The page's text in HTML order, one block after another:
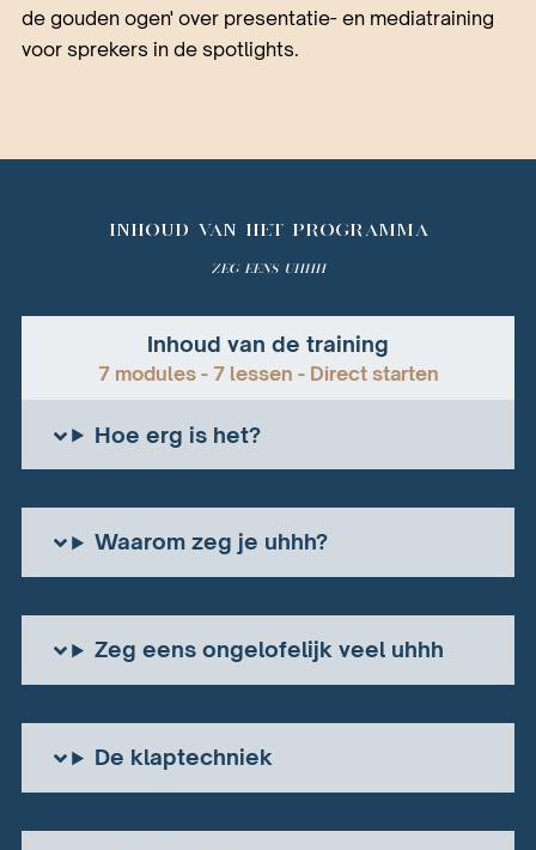
de gouden ogen' over presentatie- en mediatraining
voor sprekers in de spotlights.
INHOUD VAN HET PROGRAMMA
Zeg eens Uhhh
Inhoud van de training
7 modules - 7 lessen - Direct starten
Hoe erg is het?
Waarom zeg je uhhh?
Zeg eens ongelofelijk veel uhhh
De klaptechniek